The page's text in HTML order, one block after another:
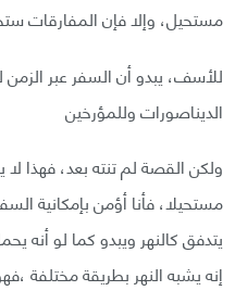
مستحيل، وإلا فإن المفارقات
للأسف، يبدو أن السفر عبر
الديناصورات وللمؤرخين
ولكن القصة لم تنته بعد، فهذا
مستحيلا، فأنا أؤمن بإمكانية
يتدفق كالنهر ويبدو كما لو أنه
إنه يشبه النهر بطريقة مختلفة